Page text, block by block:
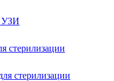
УЗИ
стерилизации
стерилизации